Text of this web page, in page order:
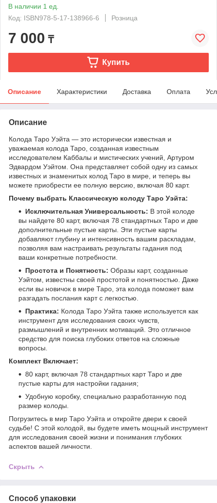
В наличии 1 ед.
Код: ISBN978-5-17-138966-6
Розница
7 000 ₸
Купить
Описание Характеристики Доставка Оплата
Описание
Колода Таро Уэйта — это исторически известная и
уважаемая колода Таро, созданная известным
исследователем Каббалы и мистических учений, Артуром
Эдвардом Уэйтом. Она представляет собой одну из самых
известных и знаменитых колод Таро в мире, и теперь вы
можете приобрести ее полную версию, включая 80 карт.
Почему выбрать Классическую колоду Таро Уэйта:
Исключительная Универсальность: В этой колоде
вы найдете 80 карт, включая 78 стандартных Таро и две
дополнительные пустые карты. Эти пустые карты
добавляют глубину и интенсивность вашим раскладам,
позволяя вам настраивать результаты гадания под
ваши конкретные потребности.
Простота и Понятность: Образы карт, созданные
Уэйтом, известны своей простотой и понятностью. Даже
если вы новичок в мире Таро, эта колода поможет вам
разгадать послания карт с легкостью.
Практика: Колода Таро Уэйта также используется как
инструмент для исследования своих чувств,
размышлений и внутренних мотиваций. Это отличное
средство для поиска глубоких ответов на сложные
вопросы.
Комплект Включает:
80 карт, включая 78 стандартных карт Таро и две
пустые карты для настройки гадания;
Удобную коробку, специально разработанную под
размер колоды.
Погрузитесь в мир Таро Уэйта и откройте двери к своей
судьбе! С этой колодой, вы будете иметь мощный инструмент
для исследования своей жизни и понимания глубоких
аспектов вашей личности.
Скрыть
Способ упаковки